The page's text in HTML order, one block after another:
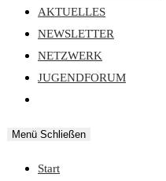
AKTUELLES
NEWSLETTER
NETZWERK
JUGENDFORUM
Menü Schließen
Start